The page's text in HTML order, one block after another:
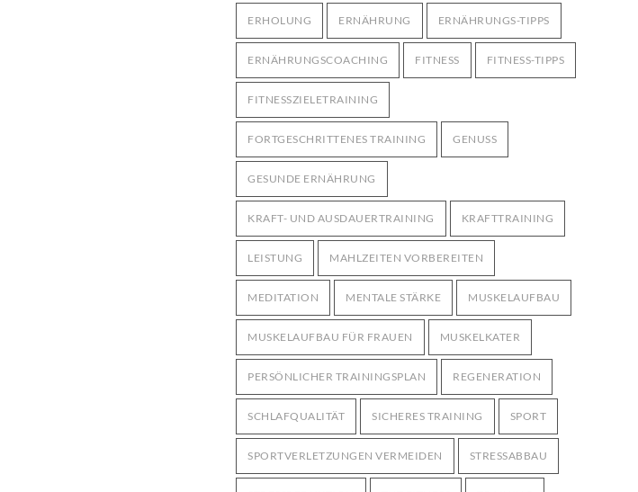
ERHOLUNG ERNÄHRUNG ERNÄHRUNGS-TIPPS
ERNÄHRUNGSCOACHING FITNESS FITNESS-TIPPS
FITNESSZIELETRAINING
FORTGESCHRITTENES TRAINING GENUSS
GESUNDE ERNÄHRUNG
KRAFT- UND AUSDAUERTRAINING KRAFTTRAINING
LEISTUNG MAHLZEITEN VORBEREITEN
MEDITATION MENTALE STÄRKE MUSKELAUFBAU
MUSKELAUFBAU FÜR FRAUEN MUSKELKATER
PERSÖNLICHER TRAININGSPLAN REGENERATION
SCHLAFQUALITÄT SICHERES TRAINING SPORT
SPORTVERLETZUNGEN VERMEIDEN STRESSABBAU